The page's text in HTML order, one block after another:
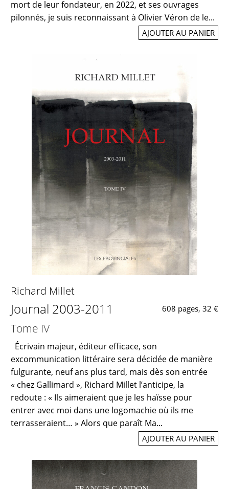
mort de leur fondateur, en 2022, et ses ouvrages
pilonnés, je suis reconnaissant à Olivier Véron de le...
AJOUTER AU PANIER
Richard Millet
Journal 2003-2011 608 pages, 32 €
Tome IV
Écrivain majeur, éditeur efficace, son
excommunication littéraire sera décidée de manière
fulgurante, neuf ans plus tard, mais dès son entrée
« chez Gallimard », Richard Millet l’anticipe, la
redoute : « Ils aimeraient que je les haïsse pour
entrer avec moi dans une logomachie où ils me
terrasseraient… » Alors que paraît Ma...
AJOUTER AU PANIER